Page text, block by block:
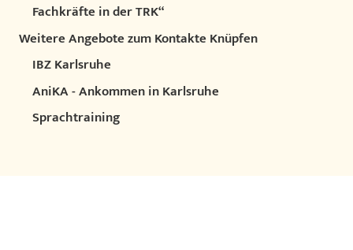
Fachkräfte in der TRK“
Weitere Angebote zum Kontakte Knüpfen
IBZ Karlsruhe
AniKA - Ankommen in Karlsruhe
Sprachtraining